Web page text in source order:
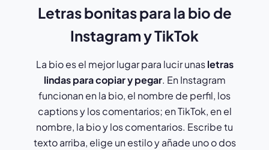
Letras bonitas para la bio de
Instagram y TikTok
La bio es el mejor lugar para lucir unasletras
lindas para copiar y pegar. En Instagram
funcionan en la bio, el nombre de perfil, los
captions y los comentarios; en TikTok, en el
nombre, la bio y los comentarios. Escribe tu
texto arriba, elige un estilo y añade uno o dos